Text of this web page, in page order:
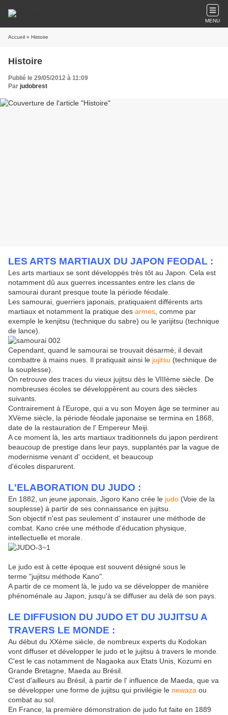
MENU
Accueil » Histoire
Histoire
Publié le 29/05/2012 à 11:09
Par judobrest
LES ARTS MARTIAUX DU JAPON FEODAL :
Les arts martiaux se sont développés très tôt au Japon. Cela est
notamment dû aux guerres incessantes entre les clans de
samourai durant presque toute la période féodale.
Les samourai, guerriers japonais, pratiquaient différents arts
martiaux et notamment la pratique des armes , comme par
exemple le kenjitsu (technique du sabre) ou le yarijitsu (technique
de lance).
Cependant, quand le samourai se trouvait désarmé, il devait
combattre à mains nues. Il pratiquait ainsi le jujitsu (technique de
la souplesse).
On retrouve des traces du vieux jujitsu dès le VIIIème siècle. De
nombreuses écoles se développèrent au cours des siècles
suivants.
Contrairement à l'Europe, qui a vu son Moyen âge se terminer au
XVème siècle, la période féodale japonaise se termina en 1868,
date de la restauration de l' Empereur Meiji.
A ce moment là, les arts martiaux traditionnels du japon perdirent
beaucoup de prestige dans leur pays, supplantés par la vague de
modernisme venant d' occident, et beaucoup
d'écoles disparurent.
L'ELABORATION DU JUDO :
En 1882, un jeune japonais, Jigoro Kano crée le judo (Voie de la
souplesse) à partir de ses connaissance en jujitsu.
Son objectif n'est pas seulement d' instaurer une méthode de
combat. Kano crée une méthode d'éducation physique,
intellectuelle et morale.
Le judo est à cette époque est souvent désigné sous le
terme "jujitsu méthode Kano".
A partir de ce moment là, le judo va se développer de manière
phénoménale au Japon, jusqu'à se diffuser au delà de son pays.
LE DIFFUSION DU JUDO ET DU JUJITSU A
TRAVERS LE MONDE :
Au début du XXème siècle, de nombreux experts du Kodokan
vont diffuser et développer le judo et le jujitsu à travers le monde.
C'est le cas notamment de Nagaoka aux Etats Unis, Kozumi en
Grande Bretagne, Maeda au Brésil.
C'est d'ailleurs au Brésil, à partir de l' influence de Maeda, que va
se développer une forme de jujitsu qui privilégie le newaza ou
combat au sol.
En France, la première démonstration de judo fut faite en 1889